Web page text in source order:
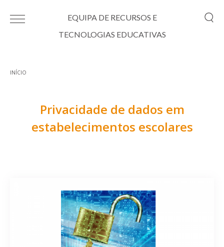
EQUIPA DE RECURSOS E
TECNOLOGIAS EDUCATIVAS
INÍCIO
Privacidade de dados em
estabelecimentos escolares